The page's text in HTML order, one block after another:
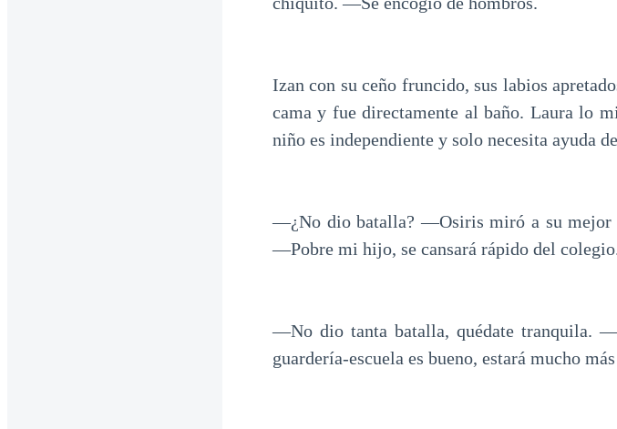
Izan con su ceño fruncido, sus labios
cama y fue directamente al baño. Laura lo
niño es independiente y solo necesita ayuda
―¿No dio batalla? ―Osiris miró a su mejor
―Pobre mi hijo, se cansará rápido del
―No dio tanta batalla, quédate tranquila.
guardería-escuela es bueno, estará mucho